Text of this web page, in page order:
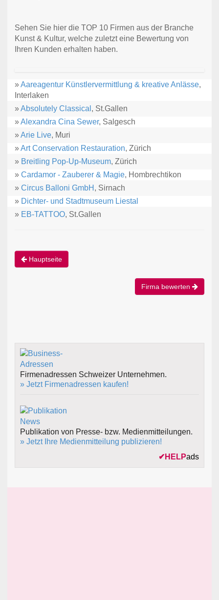
Sehen Sie hier die TOP 10 Firmen aus der Branche
Kunst & Kultur, welche zuletzt eine Bewertung von
Ihren Kunden erhalten haben.
»Aareagentur Künstlervermittlung & kreative Anlässe,
Interlaken
»Absolutely Classical , St.Gallen
»Alexandra Cina Sewer, Salgesch
»Arie Live, Muri
»Art Conservation Restauration, Zürich
» Breitling Pop-Up-Museum, Zürich
» Cardamor - Zauberer & Magie, Hombrechtikon
» Circus Balloni GmbH , Sirnach
» Dichter- und Stadtmuseum Liestal
» EB-TATTOO, St.Gallen
Hauptseite
Firma bewerten
Firmenadressen Schweizer Unternehmen.
» Jetzt Firmenadressen kaufen!
Publikation von Presse- bzw. Medienmitteilungen.
» Jetzt Ihre Medienmitteilung publizieren!
✔ HELPads